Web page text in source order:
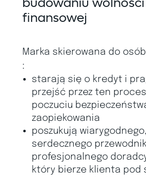
finansowej
Marka skierowana do
:
starają się o kredyt i
przejść przez ten
poczuciu
zaopiekowania
poszukują wiarygodnego,
serdecznego
profesjonalnego
który bierze klienta pod